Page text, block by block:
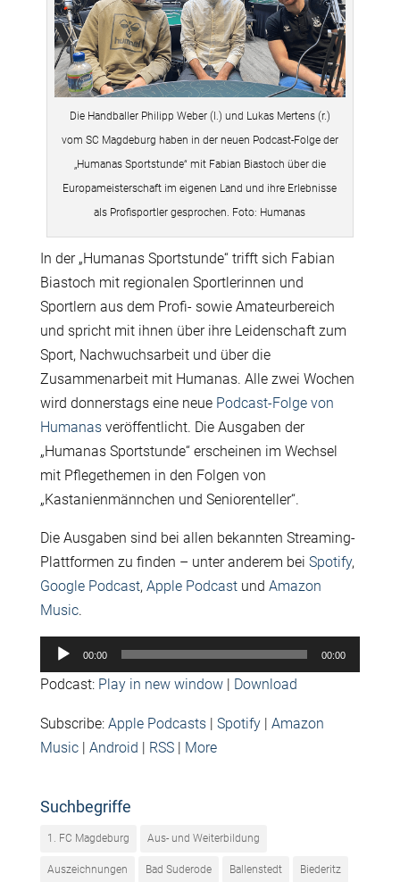
Die Handballer Philipp Weber (l.) und Lukas Mertens (r.)
vom SC Magdeburg haben in der neuen Podcast-Folge der
„Humanas Sportstunde“ mit Fabian Biastoch über die
Europameisterschaft im eigenen Land und ihre Erlebnisse
als Profisportler gesprochen. Foto: Humanas
In der „Humanas Sportstunde“ trifft sich Fabian
Biastoch mit regionalen Sportlerinnen und
Sportlern aus dem Profi- sowie Amateurbereich
und spricht mit ihnen über ihre Leidenschaft zum
Sport, Nachwuchsarbeit und über die
Zusammenarbeit mit Humanas. Alle zwei Wochen
wird donnerstags eine neue Podcast-Folge von
Humanasveröffentlicht. Die Ausgaben der
„Humanas Sportstunde“ erscheinen im Wechsel
mit Pflegethemen in den Folgen von
„Kastanienmännchen und Seniorenteller“.
Die Ausgaben sind bei allen bekannten Streaming-
Plattformen zu finden – unter anderem bei Spotify,
Google Podcast, Apple Podcastund Amazon
Music.
Audio-
Player
00:00 00:00
Podcast: Play in new window| Download
Subscribe: Apple Podcasts| Spotify| Amazon
Music| Android RSS| More
Suchbegriffe
1. FC Magdeburg Aus- und Weiterbildung
Auszeichnungen Bad Suderode Ballenstedt Biederitz